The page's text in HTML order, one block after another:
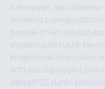
kokoroyari.spb.ru
lenderoq.ru
people-of-art.ru
dynamoauto.ruszk-
kingbolenskaner.rualex-
act1.spb.ru
detsad125.ru mir-